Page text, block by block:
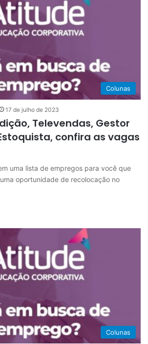
Colunas
17 de julho de 2023
Televendas, Gestor
confira as vagas
uma lista de empregos para você que
oportunidade de recolocação no
Colunas